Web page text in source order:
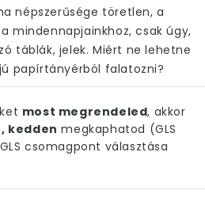
népszerűsége töretlen, a
mindennapjainkhoz, csak úgy,
táblák, jelek. Miért ne lehetne
papírtányérból falatozni?
most megrendeled, akkor
kedden megkaphatod (GLS
csomagpont választása